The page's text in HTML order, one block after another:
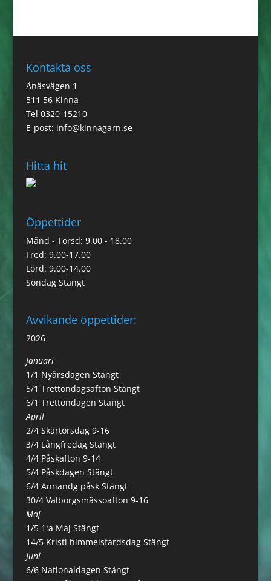
Kontakta oss
Ånäsvägen 1
511 56 Kinna
Tel 0320-15210
E-post: info@kinnagarn.se
Hitta hit
Öppettider
Månd - Torsd: 9.00 - 18.00
Fred: 9.00-17.00
Lörd: 9.00-14.00
Söndag Stängt
Avvikande öppettider:
2026
Januari
1/1 Nyårsdagen Stängt
5/1 Trettondagsafton Stängt
6/1 Trettondagen Stängt
April
2/4 Skärtorsdag 9-16
3/4 Långfredag Stängt
4/4 Påskafton 9-14
5/4 Påskdagen Stängt
6/4 Annandg påsk Stängt
30/4 Valborgsmässoafton 9-16
Maj
1/5 1:a Maj Stängt
14/5 Kristi himmelsfärdsdag Stängt
Juni
6/6 Nationaldagen Stängt